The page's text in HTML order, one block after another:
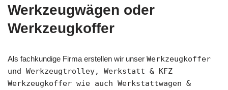
Werkzeugwägen oder
Werkzeugkoffer
Als fachkundige Firma erstellen wir unser Werkzeugkoffer
und Werkzeugtrolley, Werkstatt & KFZ
Werkzeugkoffer wie auch Werkstattwagen &